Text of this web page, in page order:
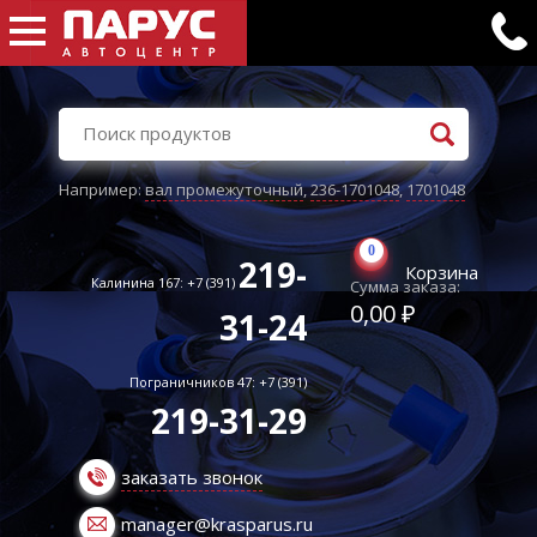
Например:вал промежуточный,236-1701048,1701048
Калинина 167: +7 (391) 219-
31-24
Пограничников 47: +7 (391)
219-31-29
заказать звонок
manager@krasparus.ru
0
Корзина
Сумма заказа:
0,00 ₽